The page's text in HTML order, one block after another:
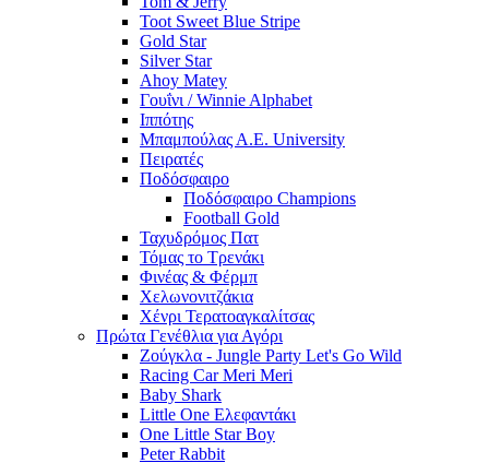
Toot Sweet Blue Stripe
Gold Star
Silver Star
Ahoy Matey
Γουΐνι / Winnie Alphabet
Ιππότης
Μπαμπούλας Α.Ε. University
Πειρατές
Ποδόσφαιρο
Ποδόσφαιρο Champions
Football Gold
Ταχυδρόμος Πατ
Τόμας το Τρενάκι
Φινέας & Φέρμπ
Χελωνονιτζάκια
Χένρι Τερατοαγκαλίτσας
Πρώτα Γενέθλια για Αγόρι
Ζούγκλα - Jungle Party Let's Go Wild
Racing Car Meri Meri
Baby Shark
Little One Ελεφαντάκι
One Little Star Boy
Peter Rabbit